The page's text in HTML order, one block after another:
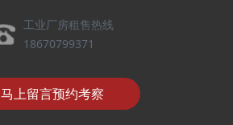
工业厂房租售热线
18670799371
马上留言预约考察